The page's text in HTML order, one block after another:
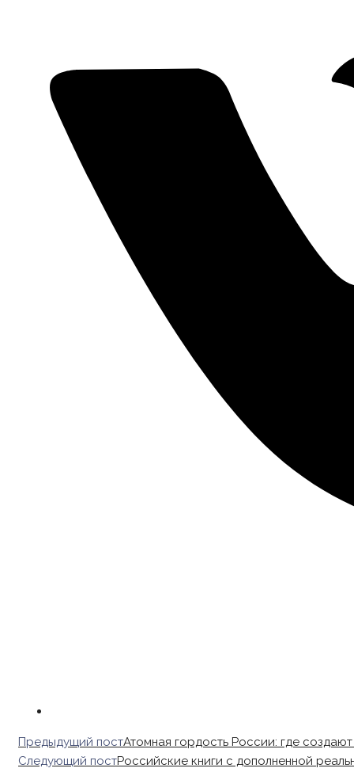
Read
more
Предыдущий постАтомная гордость России: где
Следующий постРоссийские книги с дополненной